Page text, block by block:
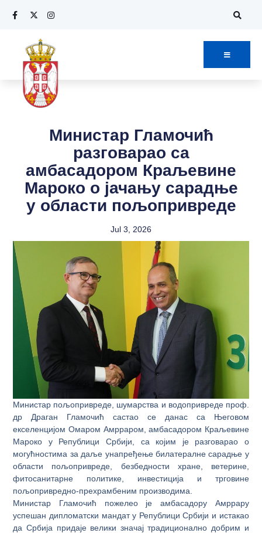
Министар Гламочић
разговарао са
амбасадором Краљевине
Мароко о јачању сарадње
у области пољопривреде
Jul 3, 2026
Министар пољопривреде, шумарства и водопривреде проф.
др Драган Гламочић састао се данас са Његовом
екселенцијом Омаром Амрраром, амбасадором Краљевине
Мароко у Републици Србији, са којим је разговарао о
могућностима за даље унапређење билатералне сарадње у
области пољопривреде, безбедности хране, ветерине,
фитосанитарне политике, инвестиција и трговине
пољопривредно-прехрамбеним производима.
Министар Гламочић пожелео је амбасадору Амррару
успешан дипломатски мандат у Републици Србији и истакао
да Србија придаје велики значај традиционално добрим и